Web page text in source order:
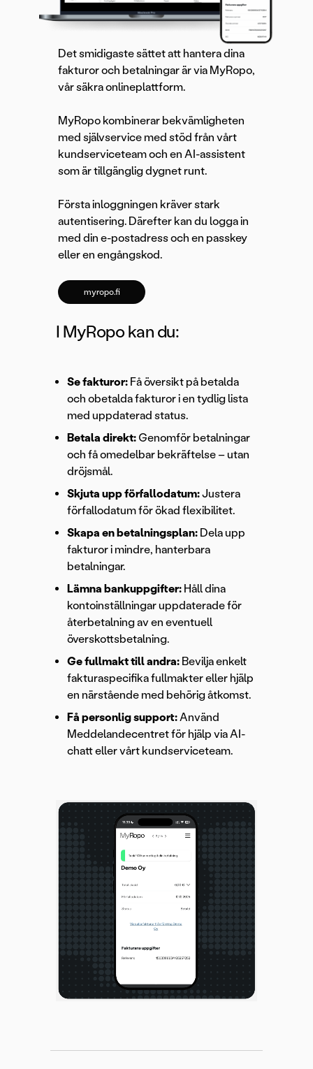
Det smidigaste sättet att hantera dina
fakturor och betalningar är via MyRopo,
vår säkra onlineplattform.
MyRopo kombinerar bekvämligheten
med självservice med stöd från vårt
kundserviceteam och en AI-assistent
som är tillgänglig dygnet runt.
Första inloggningen kräver stark
autentisering. Därefter kan du logga in
med din e-postadress och en passkey
eller en engångskod.
myropo.fi
I MyRopo kan du:
Se fakturor: Få översikt på betalda
och obetalda fakturor i en tydlig lista
med uppdaterad status.
Betala direkt: Genomför betalningar
och få omedelbar bekräftelse – utan
dröjsmål.
Skjuta upp förfallodatum:Justera
förfallodatum för ökad flexibilitet.
Skapa en betalningsplan: Dela upp
fakturor i mindre, hanterbara
betalningar.
Lämna bankuppgifter: Håll dina
kontoinställningar uppdaterade för
återbetalning av en eventuell
överskottsbetalning.
Ge fullmakt till andra: Bevilja enkelt
fakturaspecifika fullmakter eller hjälp
en närstående med behörig åtkomst.
Få personlig support: Använd
Meddelandecentret för hjälp via AI-
chatt eller vårt kundserviceteam.